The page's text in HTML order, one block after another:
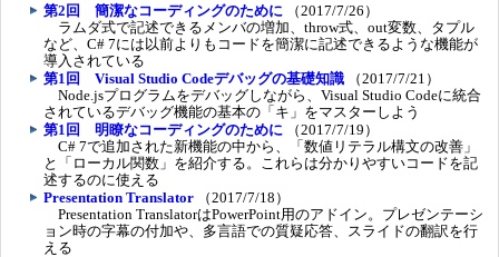
第2回 簡潔なコーディングのために （2017/7/26）
ラムダ式で記述できるメンバの増加、throw式、out変数、タプル
など、C# 7には以前よりもコードを簡潔に記述できるような機能が
導入されている
第1回 Visual Studio Codeデバッグの基礎知識 （2017/7/21）
Node.jsプログラムをデバッグしながら、Visual Studio Codeに統合
されているデバッグ機能の基本の「キ」をマスターしよう
第1回 明瞭なコーディングのために （2017/7/19）
C# 7で追加された新機能の中から、「数値リテラル構文の改善」
と「ローカル関数」を紹介する。これらは分かりやすいコードを記
述するのに使える
Presentation Translator （2017/7/18）
Presentation TranslatorはPowerPoint用のアドイン。プレゼンテーシ
ョン時の字幕の付加や、多言語での質疑応答、スライドの翻訳を行
える